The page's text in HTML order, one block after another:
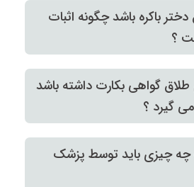
دختر باکره باشد چگونه اثبات
؟
طلاق گواهی بکارت داشته باشد
گیرد ؟
چه چیزی باید توسط پزشک